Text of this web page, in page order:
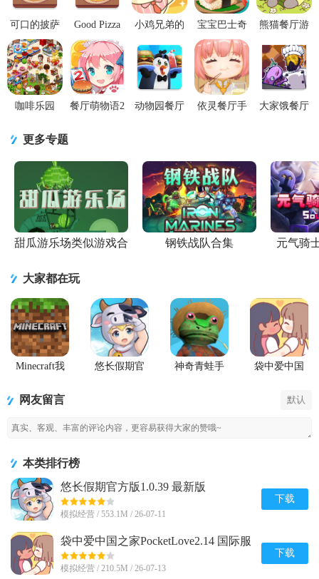
可口的披萨
美味的披萨
无限金币版
下载v5.49.
Good Pizza
可口的比
萨.apk5.49.1
安卓版
小鸡兄弟的
无限金币版
1.1.2 最新
宝宝巴士奇
妙料理餐厅
9.92.00.00
手机最新版
熊猫餐厅游
广告
咖啡乐园
厅游戏
2.14.3 无限
金币版
餐厅萌物语2
动物园餐厅
依灵餐厅手
大家饿餐厅
更多专题
甜瓜游乐场类似游戏合
钢铁战队合集 元气骑
大家都在玩
Minecraft我
悠长假期官
神奇青蛙手
袋中爱中国
网友留言 默认
本类排行榜
悠长假期官方版1.0.39 最新版
模拟经营 / 553.1M / 26-07-11
下载
袋中爱中国之家PocketLove2.14 国际服
模拟经营 / 210.5M / 26-07-13
下载